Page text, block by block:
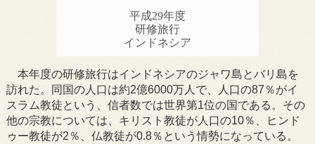
平成29年度
研修旅行
インドネシア
本年度の研修旅行はインドネシアのジャワ島とバリ島を
訪れた。同国の人口は約2億6000万人で、人口の87％がイ
スラム教徒という、信者数では世界第1位の国である。その
他の宗教については、キリスト教徒が人口の10％、ヒンド
ゥー教徒が2％、仏教徒が0.8％という情勢になっている。